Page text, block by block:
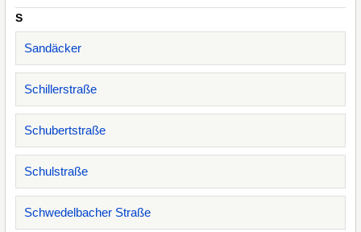
S
Sandäcker
Schillerstraße
Schubertstraße
Schulstraße
Schwedelbacher Straße